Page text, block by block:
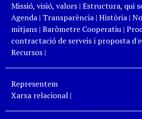
Missió, visió, valors| Estructura, qui
Agenda | Transparència| Història|
mitjans| Baròmetre Cooperatiu|
contractació de serveis i proposta
Recursos|
Representem
Xarxa relacional|